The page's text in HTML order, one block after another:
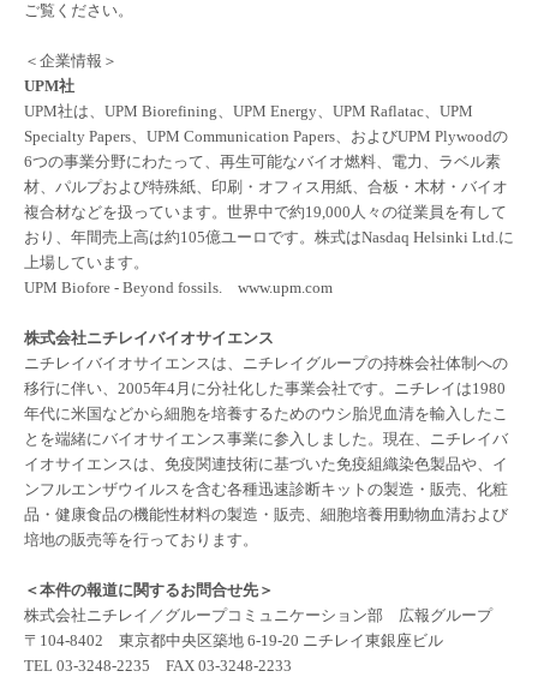
ご覧ください。
＜企業情報＞
UPM社
UPM社は、UPM Biorefining、 UPM Energy、 UPM Raflatac、 UPM
Specialty Papers、 UPM Communication Papers、およびUPM Plywoodの
6つの事業分野にわたって、 再生可能なバイオ燃料、電力、ラベル素
材、パルプおよび特殊紙、印刷・オフィス用紙、合板・木材・バイオ
複合材などを扱っています。世界中で約19,000 人々の従業員を有して
おり、年間売上高は約105億ユーロです。株式はNasdaq Helsinki Ltd.に
上場しています。
UPM Biofore - Beyond fossils.
www.upm.com
株式会社ニチレイバイオサイエンス
ニチレイバイオサイエンスは、ニチレイグループの持株会社体制への
移行に伴い、 2005年4月に分社化した事業会社です。ニチレイは1980
年代に米国などから細胞を培養するためのウシ胎児血清を輸入したこ
とを端緒にバイオサイエンス事業に参入しました。現在、ニチレイバ
イオサイエンスは、免疫関連技術に基づいた免疫組織染色製品や、イ
ンフルエンザウイルスを含む各種迅速診断キットの製造・販売、化粧
品・健康食品の機能性材料の製造・販売、細胞培養用動物血清および
培地の販売等を行っております。
＜本件の報道に関するお問合せ先＞
株式会社ニチレイ／グループコミュニケーション部 広報グループ
〒 104-8402 東京都中央区築地 6-19-20 ニチレイ東銀座ビル
TEL 03-3248-2235
FAX 03-3248-2233